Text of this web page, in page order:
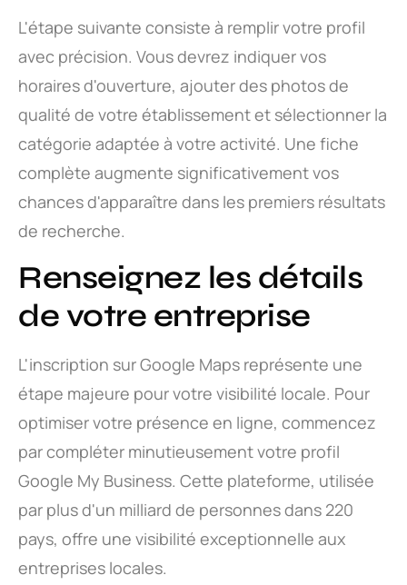
L'étape suivante consiste à remplir votre profil
avec précision. Vous devrez indiquer vos
horaires d'ouverture, ajouter des photos de
qualité de votre établissement et sélectionner la
catégorie adaptée à votre activité. Une fiche
complète augmente significativement vos
chances d'apparaître dans les premiers résultats
de recherche.
Renseignez les détails
de votre entreprise
L'inscription sur Google Maps représente une
étape majeure pour votre visibilité locale. Pour
optimiser votre présence en ligne, commencez
par compléter minutieusement votre profil
Google My Business. Cette plateforme, utilisée
par plus d'un milliard de personnes dans 220
pays, offre une visibilité exceptionnelle aux
entreprises locales.